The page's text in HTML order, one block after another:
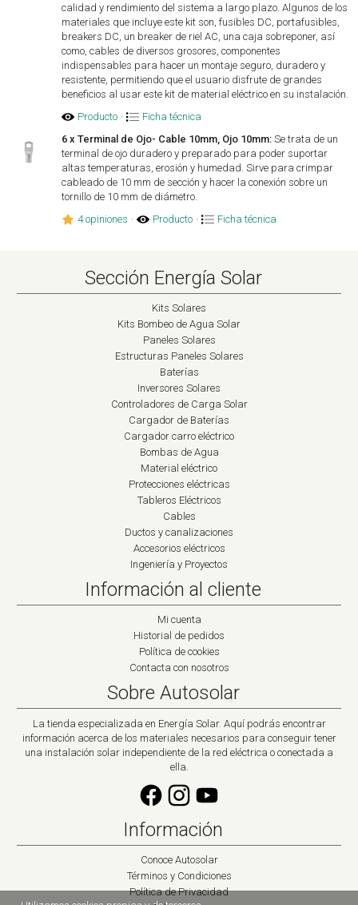
calidad y rendimiento del sistema a largo plazo. Algunos de los
materiales que incluye este kit son, fusibles DC, portafusibles,
breakers DC, un breaker de riel AC, una caja sobreponer, así
como, cables de diversos grosores, componentes
indispensables para hacer un montaje seguro, duradero y
resistente, permitiendo que el usuario disfrute de grandes
beneficios al usar este kit de material eléctrico en su instalación.
Producto ·
Ficha técnica
6 x Terminal de Ojo- Cable 10mm, Ojo 10mm: Se trata de un
terminal de ojo duradero y preparado para poder suportar
altas temperaturas, erosión y humedad. Sirve para crimpar
cableado de 10 mm de sección y hacer la conexión sobre un
tornillo de 10 mm de diámetro.
4 opiniones · Producto · Ficha técnica
Sección Energía Solar
Kits Solares
Kits Bombeo de Agua Solar
Paneles Solares
Estructuras Paneles Solares
Baterías
Inversores Solares
Controladores de Carga Solar
Cargador de Baterías
Cargador carro eléctrico
Bombas de Agua
Material eléctrico
Protecciones eléctricas
Tableros Eléctricos
Cables
Ductos y canalizaciones
Accesorios eléctricos
Ingeniería y Proyectos
Información al cliente
Mi cuenta
Historial de pedidos
Política de cookies
Contacta con nosotros
Sobre Autosolar
La tienda especializada en Energía Solar. Aquí podrás encontrar
información acerca de los materiales necesarios para conseguir tener
una instalación solar independiente de la red eléctrica o conectada a
ella.
Información
Conoce Autosolar
Términos y Condiciones
Política de Privacidad